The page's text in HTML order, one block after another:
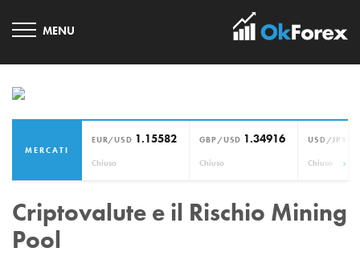
MERCATI
EUR/USD 1.15582
Chiuso
GBP/USD 1.34916
Chiuso
USD/JPY
Chiuso ›
Criptovalute e il Rischio Mining
Pool